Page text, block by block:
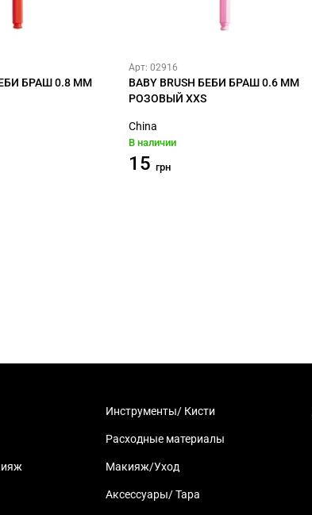
БРАШ 0.8 ММ
Арт: 02916
BABY BRUSH БЕБИ БРАШ 0.6 ММ
РОЗОВЫЙ XXS
China
В наличии
15 грн
Инструменты/ Кисти
Расходные материалы
Макияж/Уход
Аксессуары/ Тара